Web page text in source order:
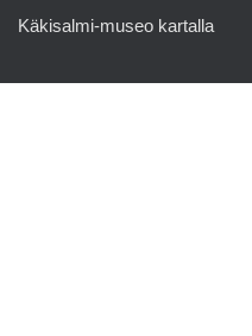
Käkisalmi-museo kartalla